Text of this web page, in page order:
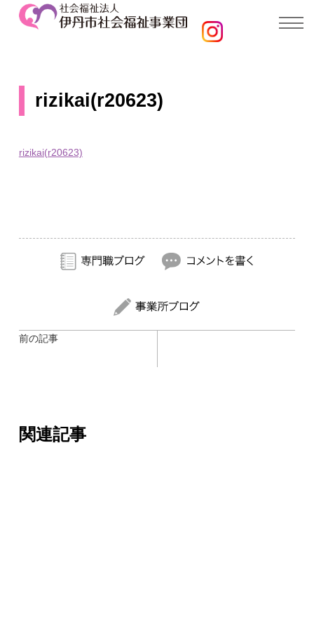
rizikai(r20623)
rizikai(r20623)
前の記事
関連記事